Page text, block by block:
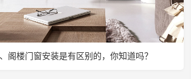
阁楼门窗安装是有区别的，你知道吗？